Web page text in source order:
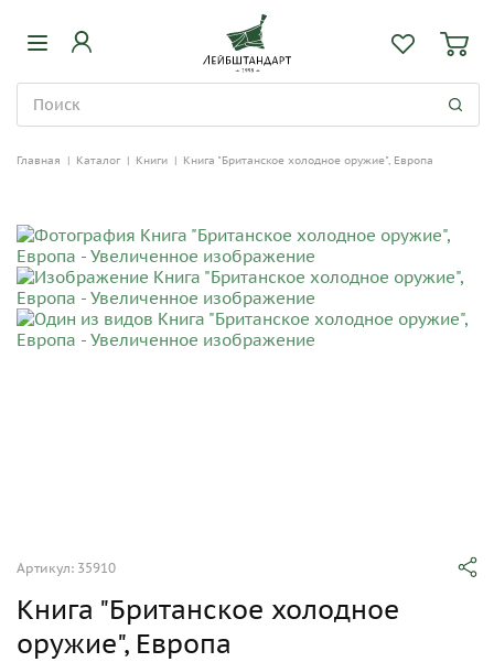
Главная | Каталог | Книги | Книга "Британское холодное оружие", Европа
Артикул: 35910
Книга "Британское холодное
оружие", Европа